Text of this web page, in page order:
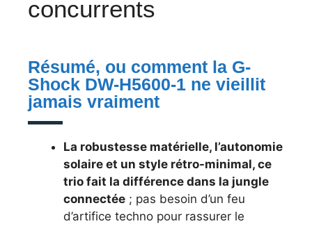
concurrents
Résumé, ou comment la G-
Shock DW-H5600-1 ne vieillit
jamais vraiment
La robustesse matérielle, l’autonomie
solaire et un style rétro-minimal, ce
trio fait la différence dans la jungle
connectée ; pas besoin d’un feu
d’artifice techno pour rassurer le